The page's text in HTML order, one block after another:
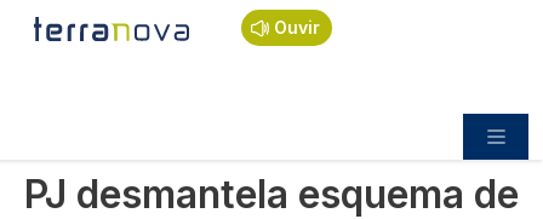
Passar para o conteúdo principal
Ouvir
Navegação estrutural
Início
Sociedade
PJ desmantela esquema de fraude com fundos
PJ desmantela esquema de